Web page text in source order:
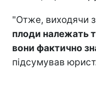
"Отже, виходячи
плоди належать
вони фактично
підсумував